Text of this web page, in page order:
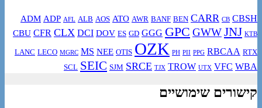
ADM ADP AFL ALB AOS ATO AWR BANF BEN CARR CB CBSH
CBU CFR CLX DCI DOV ES GD GGG GPC GWWJNJ KTB
LANC LECO MGRC MS NEE OTIS OZK PH PII PPG RBCAA RTX
SCL SEIC SJM SRCE TJX TROW UTX VFC WBA
קישורים שימושיים